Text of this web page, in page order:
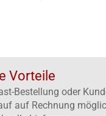
Vorteile
Bestellung oder
auf Rechnung